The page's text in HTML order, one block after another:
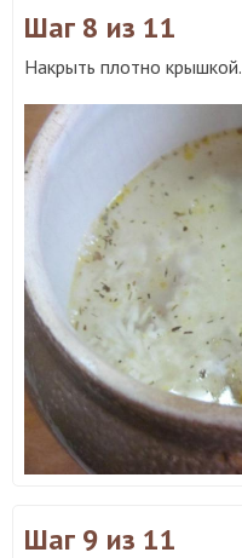
Шаг 8 из 11
Накрыть плотно крышкой.
Шаг 9 из 11